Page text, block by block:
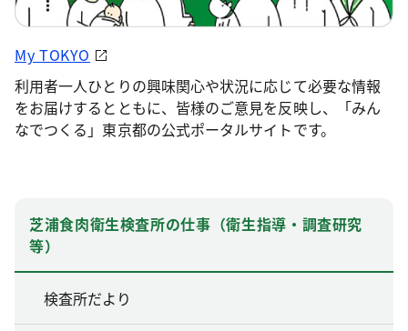
My TOKYO
利用者一人ひとりの興味関心や状況に応じて必要な情報
をお届けするとともに、皆様のご意見を反映し、「みん
なでつくる」東京都の公式ポータルサイトです。
芝浦食肉衛生検査所の仕事（衛生指導・調査研究
等）
検査所だより